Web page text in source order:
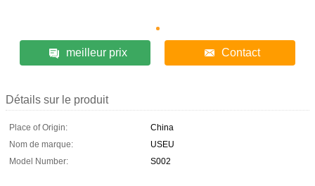
meilleur prix Contact
Détails sur le produit
Place of Origin:
China
Nom de marque:
USEU
Model Number:
S002